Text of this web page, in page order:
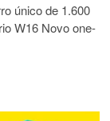
único de 1.600
W16 Novo one-